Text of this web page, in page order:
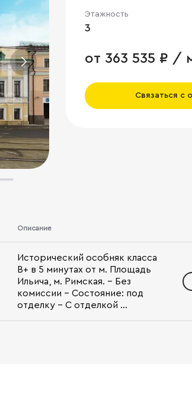
Этажность
3
от 363 535 ₽ /
Связаться с
Описание
Исторический особняк класса
В+ в 5 минутах от м. Площадь
Ильича, м. Римская. - Без
комиссии - Состояние: под
отделку - С отделкой ...